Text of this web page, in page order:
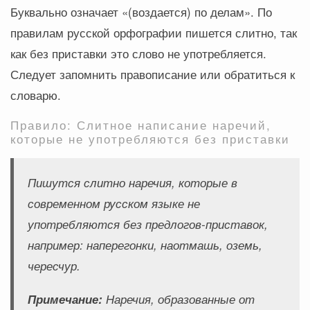
Буквально означает «(воздается) по делам». По
правилам русской орфографии пишется слитно, так
как без приставки это слово не употребляется.
Следует запомнить правописание или обратиться к
словарю.
Правило: Слитное написание наречий,
которые не употребляются без приставки
Пишутся слитно наречия, которые в
современном русском языке не
употребляются без предлогов-приставок,
например: наперегонки, наотмашь, оземь,
чересчур.
Примечание: Наречия, образованные от